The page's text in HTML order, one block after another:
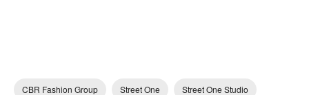
CBR Fashion Group Street One Street One Studio